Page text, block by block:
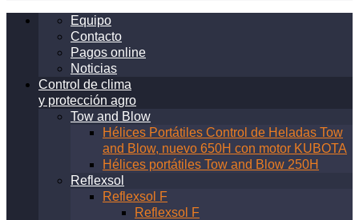
Equipo
Contacto
Pagos online
Noticias
Control de clima
y protección agro
Tow and Blow
Hélices Portátiles Control de Heladas Tow
and Blow, nuevo 650H con motor KUBOTA
Hélices portátiles Tow and Blow 250H
Reflexsol
Reflexsol F
Reflexsol F